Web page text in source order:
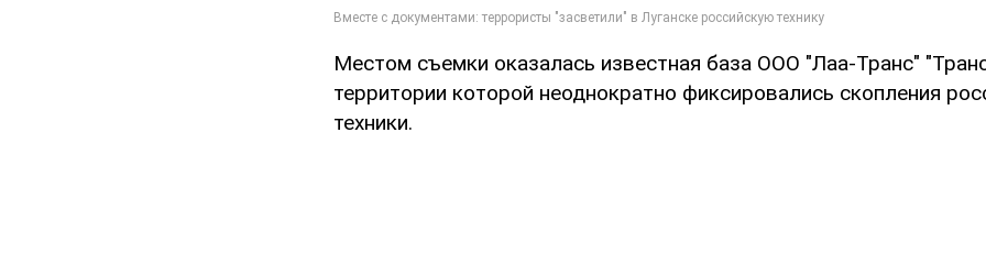
Местом съемки оказалась известная база ООО "Лаа-Транс"
территории которой неоднократно фиксировались скопления
техники.